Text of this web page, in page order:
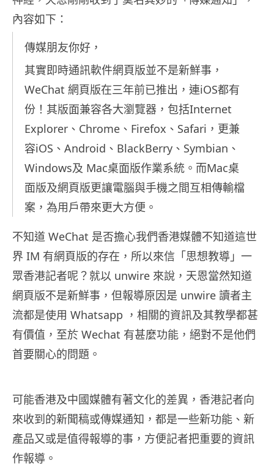
內容如下：
傳媒朋友你好，
其實即時通訊軟件網頁版並不是新鮮事，
WeChat 網頁版在三年前已推出，連iOS都有
份！其版面兼容各大瀏覽器，包括Internet
Explorer、Chrome、Firefox、Safari，更兼
容iOS、Android、BlackBerry、Symbian、
Windows及 Mac桌面版作業系統。而Mac桌
面版及網頁版更讓電腦與手機之間互相傳輸檔
案，為用戶帶來更大方便。
不知道 WeChat 是否擔心我們香港媒體不知道這世
界 IM 有網頁版的存在，所以來信「思想教導」一
眾香港記者呢？就以 unwire 來說，天恩當然知道
網頁版不是新鮮事，但報導原因是 unwire 讀者主
流都是使用 Whatsapp ，相關的資訊及其教學都甚
有價值，至於 Wechat 有甚麼功能，絕對不是他們
首要關心的問題。
可能香港及中國媒體有著文化的差異，香港記者向
來收到的新聞稿或傳媒通知，都是一些新功能、新
產品又或是值得報導的事，方便記者把重要的資訊
作報導。